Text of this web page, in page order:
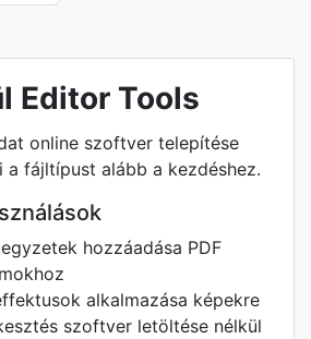
Editor Tools
online szoftver telepítése
a fájltípust alább a kezdéshez.
hozzáadása PDF
alkalmazása képekre
szoftver letöltése nélkül